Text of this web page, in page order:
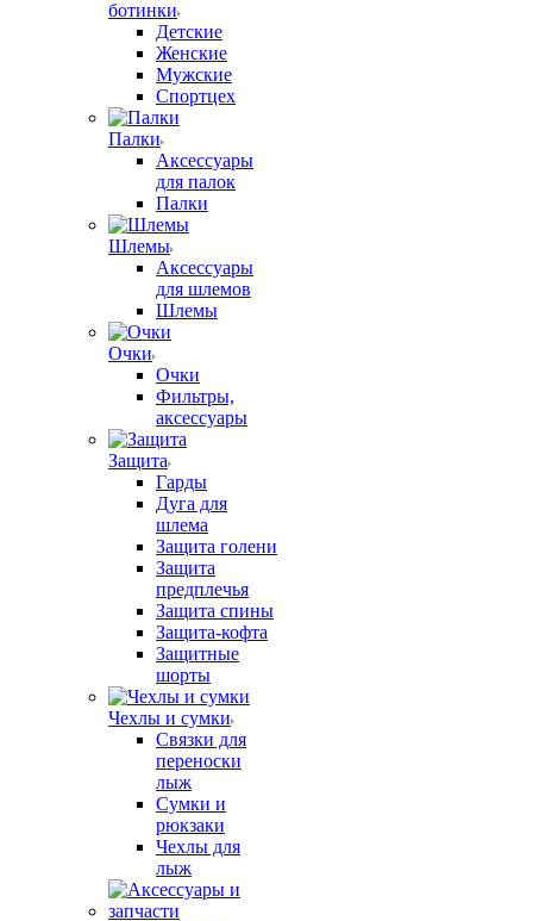
ботинки
Детские
Женские
Мужские
Спортцех
Палки
Аксессуары
для палок
Палки
Шлемы
Аксессуары
для шлемов
Шлемы
Очки
Очки
Фильтры,
аксессуары
Защита
Гарды
Дуга для
шлема
Защита голени
Защита
предплечья
Защита спины
Защита-кофта
Защитные
шорты
Чехлы и сумки
Связки для
переноски
лыж
Сумки и
рюкзаки
Чехлы для
лыж